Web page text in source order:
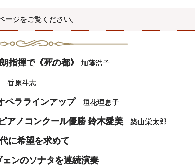
ジをご覧ください。
指揮で《死の都》 加藤浩子
香原斗志
ペララインアップ 垣花理恵子
アノコンクール優勝 鈴木愛美 築山栄太郎
に希望を求めて
ンのソナタを連続演奏